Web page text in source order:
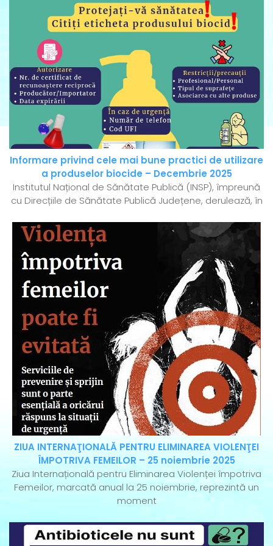
Informare privind cele mai bune practici de utilizare
a produselor biocide – Decembrie 2025
Institutul Național de Sănătate Publică (INSP), împreună
cu Direcțiile de Sănătate Publică Județene, derulează, în
ZIUA INTERNAŢIONALĂ PENTRU ELIMINAREA VIOLENŢEI
ÎMPOTRIVA FEMEILOR – 25 noiembrie 2025
Ziua Internațională pentru Eliminarea Violenței împotriva
Femeilor, marcată anual la 25 noiembrie, reprezintă un
moment